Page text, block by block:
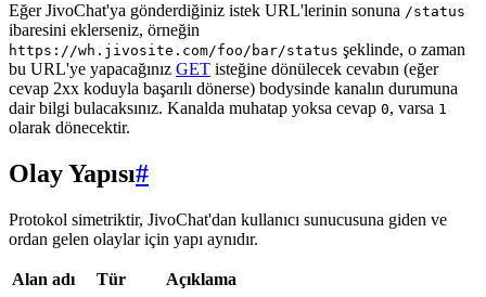
Eğer JivoChat'ya gönderdiğiniz istek URL'lerinin sonuna /status
ibaresini eklerseniz, örneğin
https://wh.jivosite.com/foo/bar/status şeklinde, o zaman
bu URL'ye yapacağınız GET isteğine dönülecek cevabın (eğer
cevap 2xx koduyla başarılı dönerse) bodysinde kanalın durumuna
dair bilgi bulacaksınız. Kanalda muhatap yoksa cevap 0, varsa 1
olarak dönecektir.
Olay Yapısı#
Protokol simetriktir, JivoChat'dan kullanıcı sunucusuna giden ve
ordan gelen olaylar için yapı aynıdır.
Alan adı Tür
Açıklama